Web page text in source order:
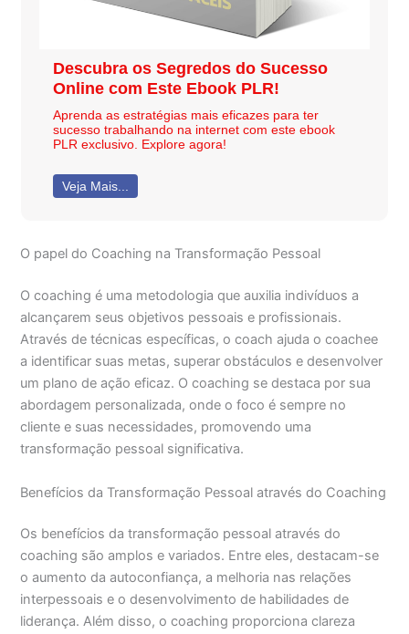
Descubra os Segredos do Sucesso
Online com Este Ebook PLR!
Aprenda as estratégias mais eficazes para ter
sucesso trabalhando na internet com este ebook
PLR exclusivo. Explore agora!
Veja Mais...
O papel do Coaching na Transformação Pessoal
O coaching é uma metodologia que auxilia indivíduos a
alcançarem seus objetivos pessoais e profissionais.
Através de técnicas específicas, o coach ajuda o coachee
a identificar suas metas, superar obstáculos e desenvolver
um plano de ação eficaz. O coaching se destaca por sua
abordagem personalizada, onde o foco é sempre no
cliente e suas necessidades, promovendo uma
transformação pessoal significativa.
Benefícios da Transformação Pessoal através do Coaching
Os benefícios da transformação pessoal através do
coaching são amplos e variados. Entre eles, destacam-se
o aumento da autoconfiança, a melhoria nas relações
interpessoais e o desenvolvimento de habilidades de
liderança. Além disso, o coaching proporciona clareza